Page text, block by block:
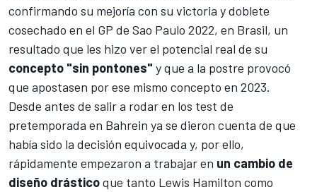
confirmando su mejoría con su victoria y doblete
cosechado en el GP de Sao Paulo 2022, en Brasil, un
resultado que les hizo ver el potencial real de su
concepto "sin pontones" y que a la postre provocó
que apostasen por ese mismo concepto en 2023.
Desde antes de salir a rodar en los test de
pretemporada en Bahrein ya se dieron cuenta de que
había sido la decisión equivocada y, por ello,
rápidamente empezaron a trabajar en un cambio de
diseño drásticoque tanto Lewis Hamilton como